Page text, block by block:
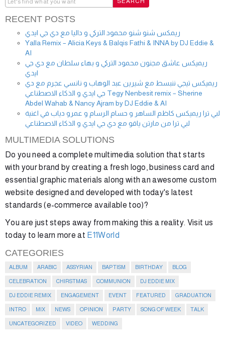
RECENT POSTS
ريمكس شنو شنو محمود التركي و داليا مع دي جي ايدي
Yalla Remix – Alicia Keys & Balqis Fathi & INNA by DJ Eddie &
AI
ريميكس عاشق مجنون محمود التركي و بهاء سلطان مع دي جي
ايدي
ريميكس تيجي ننبسط مع شيرين عبد الوهاب و نانسي عجرم مع دي
جي ايدي و الذكاء الاصطناعي Tegy Nenbesit remix – Sherine
Abdel Wahab & Nancy Ajram by DJ Eddie & AI
لبي ترا ريميكس كاظم الساهر و حسام الرسام و عمرو دياب في اغنية
لبي ترا من مارتن ياقو مع دي جي ايدي و الذكاء الاصطناعي
MULTIMEDIA SOLUTIONS
Do you need a complete multimedia solution that starts
with your brand by creating a fresh logo, business card and
essential graphic materials along with an awesome custom
website designed and developed with today's latest
standards (e-commerce available too)?
You are just steps away from making this a reality. Visit us
today to learn more at E11World
CATEGORIES
ALBUM ARABIC ASSYRIAN BAPTISM BIRTHDAY BLOG
CELEBRATION CHIRSTMAS COMMUNION DJ EDDIE MIX
DJ EDDIE REMIX ENGAGEMENT EVENT FEATURED GRADUATION
INTRO MIX NEWS OPINION PARTY SONG OF WEEK TALK
UNCATEGORIZED VIDEO WEDDING